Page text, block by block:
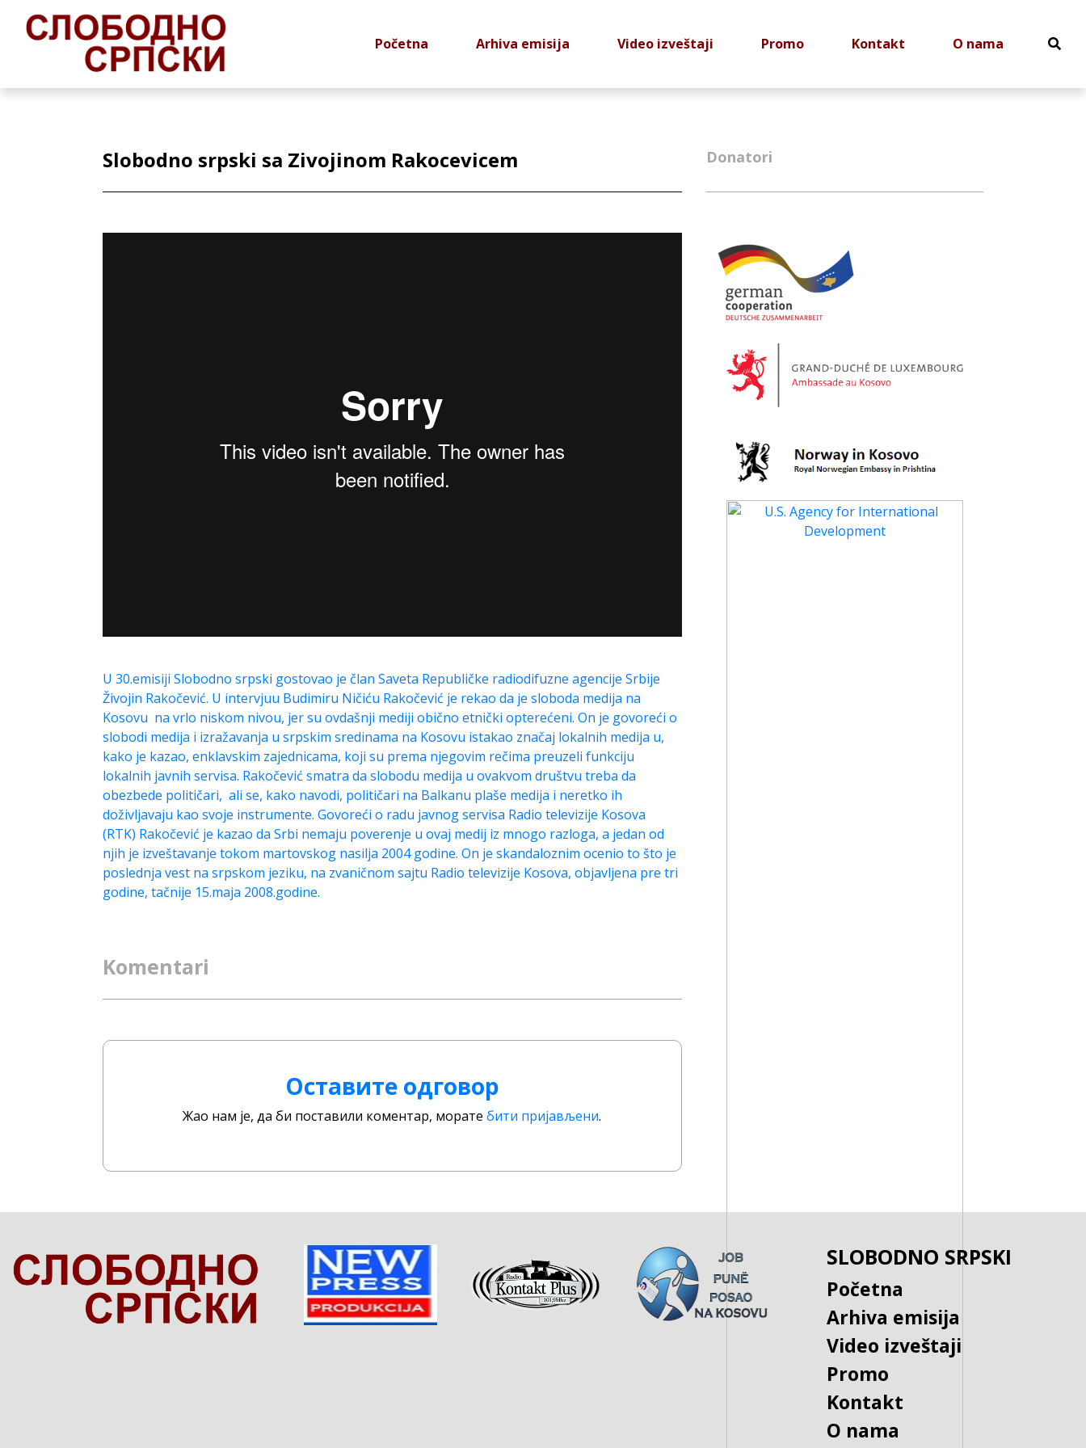
Početna Arhiva emisija Video izveštaji Promo Kontakt O nama
Slobodno srpski sa Zivojinom Rakocevicem
U 30.emisiji Slobodno srpski gostovao je član Saveta Republičke radiodifuzne agencije Srbije
Živojin Rakočević. U intervjuu Budimiru Ničiću Rakočević je rekao da je sloboda medija na
Kosovu na vrlo niskom nivou, jer su ovdašnji mediji obično etnički opterećeni. On je govoreći o
slobodi medija i izražavanja u srpskim sredinama na Kosovu istakao značaj lokalnih medija u,
kako je kazao, enklavskim zajednicama, koji su prema njegovim rečima preuzeli funkciju
lokalnih javnih servisa. Rakočević smatra da slobodu medija u ovakvom društvu treba da
obezbede političari, ali se, kako navodi, političari na Balkanu plaše medija i neretko ih
doživljavaju kao svoje instrumente. Govoreći o radu javnog servisa Radio televizije Kosova
(RTK) Rakočević je kazao da Srbi nemaju poverenje u ovaj medij iz mnogo razloga, a jedan od
njih je izveštavanje tokom martovskog nasilja 2004 godine. On je skandaloznim ocenio to što je
poslednja vest na srpskom jeziku, na zvaničnom sajtu Radio televizije Kosova, objavljena pre tri
godine, tačnije 15.maja 2008.godine.
Komentari
Оставите одговор
Жао нам је, да би поставили коментар, моратебити пријављени.
Donatori
SLOBODNO SRPSKI
Početna
Arhiva emisija
Video izveštaji
Promo
Kontakt
O nama